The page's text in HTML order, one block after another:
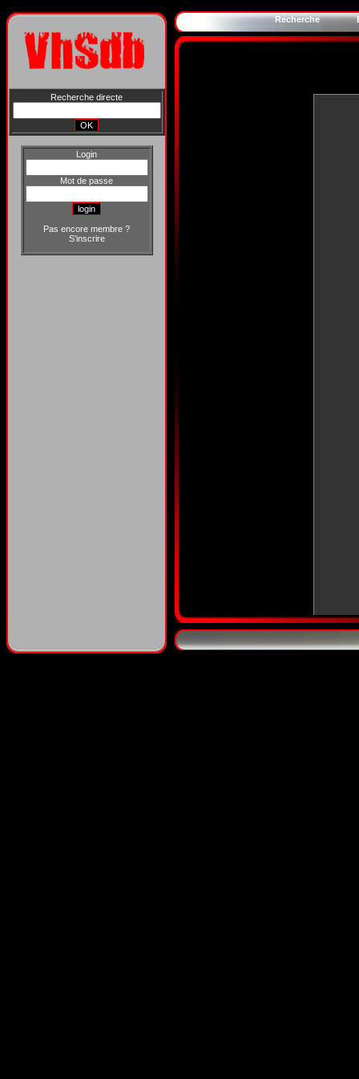
Recherche directe
Login
Mot de passe
Pas encore membre ?
S'inscrire
Recherche